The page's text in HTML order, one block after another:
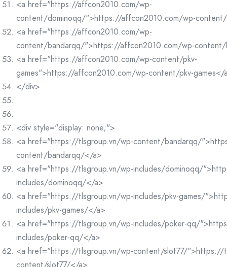
<a href="https://affcon2010.com/wp-
content/dominoqq/">https://affcon2010.com/wp-
<a href="https://affcon2010.com/wp-
content/bandarqq/">https://affcon2010.com/wp-
<a href="https://affcon2010.com/wp-content/pkv-
games">https://affcon2010.com/wp-content/pkv-games</
</div>
<div style="display: none;">
<a href="https://tlsgroup.vn/wp-content/bandarqq/
content/bandarqq/</a>
<a href="https://tlsgroup.vn/wp-includes/dominoqq/
includes/dominoqq/</a>
<a href="https://tlsgroup.vn/wp-includes/pkv-games/
includes/pkv-games/</a>
<a href="https://tlsgroup.vn/wp-includes/poker-qq/
includes/poker-qq/</a>
<a href="https://tlsgroup.vn/wp-content/slot77/">https://
content/slot77/</a>